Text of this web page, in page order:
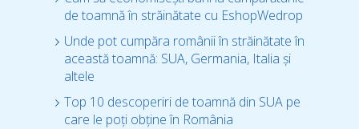
de toamnă în străinătate cu EshopWedrop
Unde pot cumpăra românii în străinătate în
această toamnă: SUA, Germania, Italia și
altele
Top 10 descoperiri de toamnă din SUA pe
care le poți obține în România